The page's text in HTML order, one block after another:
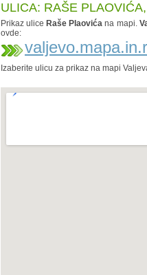
ULICA: RAŠE
Prikaz ulice Raše Plaovića na mapi.
ovde:
Izaberite ulicu za prikaz na mapi